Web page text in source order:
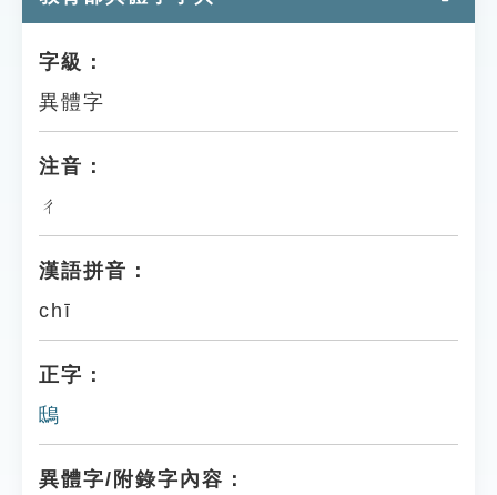
貓頭鷹博士
字級：
異體字
注音：
ㄔ
漢語拼音：
chī
正字：
鴟
異體字/附錄字內容：